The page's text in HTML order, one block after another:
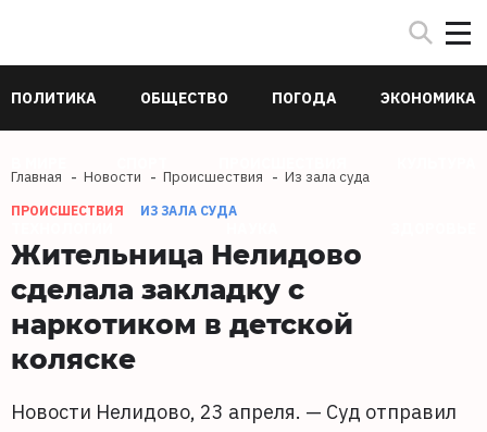
ПОЛИТИКА ОБЩЕСТВО ПОГОДА ЭКОНОМИКА
Главная Новости Происшествия Из зала суда
ПРОИСШЕСТВИЯ ИЗ ЗАЛА СУДА
Жительница Нелидово
сделала закладку с
наркотиком в детской
коляске
Новости Нелидово, 23 апреля. — Суд отправил